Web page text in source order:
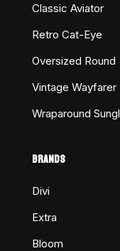
Classic Aviator
Retro Cat-Eye
Oversized Round
Vintage Wayfarer
Wraparound
BRANDS
Divi
Extra
Bloom